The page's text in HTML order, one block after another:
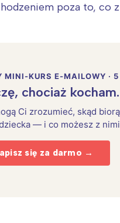
poza to, co
MINI-KURS E-MAILOWY · 5
chociaż kocham.
Ci zrozumieć, skąd
— i co możesz z
się za darmo →